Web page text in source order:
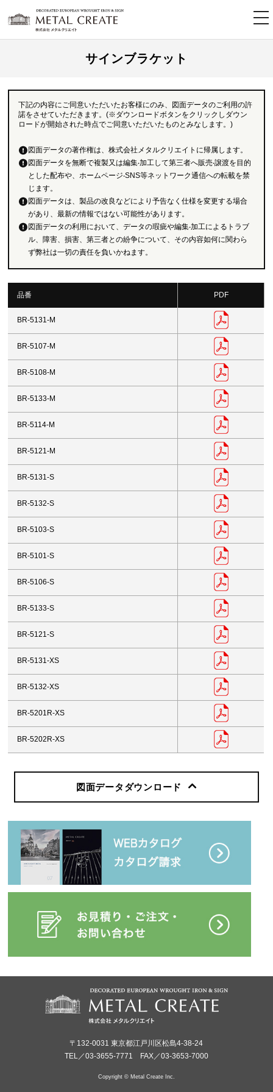
サインブラケット
下記の内容にご同意いただいたお客様にのみ、図面データのご利用の許
諾をさせていただきます。(※ダウンロードボタンをクリックしダウン
ロードが開始された時点でご同意いただいたものとみなします。)
図面データの著作権は、株式会社メタルクリエイトに帰属します。
図面データを無断で複製又は編集‧加工して第三者へ販売‧譲渡を目的
とした配布や、ホームページ‧SNS等ネットワーク通信への転載を禁
じます。
図面データは、製品の改良などにより予告なく仕様を変更する場合
があり、最新の情報ではない可能性があります。
図面データの利用において、データの瑕疵や編集‧加工によるトラブ
ル、障害、損害、第三者との紛争について、その内容如何に関わら
ず弊社は一切の責任を負いかねます。
品番 PDF
BR-5131-M
BR-5107-M
BR-5108-M
BR-5133-M
BR-5114-M
BR-5121-M
BR-5131-S
BR-5132-S
BR-5103-S
BR-5101-S
BR-5106-S
BR-5133-S
BR-5121-S
BR-5131-XS
BR-5132-XS
BR-5201R-XS
BR-5202R-XS
図面データダウンロード
〒132-0031 東京都江戸川区松島4-38-24
TEL／03-3655-7771 FAX／03-3653-7000
Copyright © Metal Create Inc.